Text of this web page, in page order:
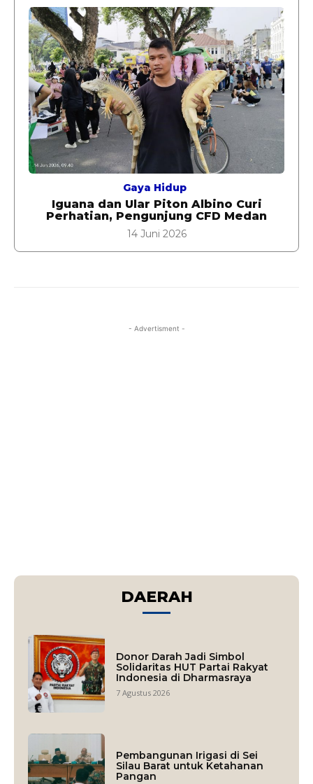
Gaya Hidup
Iguana dan Ular Piton Albino Curi
Perhatian, Pengunjung CFD Medan
14 Juni 2026
- Advertisment -
DAERAH
Donor Darah Jadi Simbol
Solidaritas HUT Partai Rakyat
Indonesia di Dharmasraya
7 Agustus 2026
Pembangunan Irigasi di Sei
Silau Barat untuk Ketahanan
Pangan